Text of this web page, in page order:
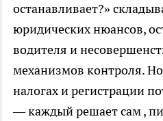
останавливает?»
юридических нюансов,
водителя и
механизмов контроля.
налогах и регистрации
— каждый решает сам,